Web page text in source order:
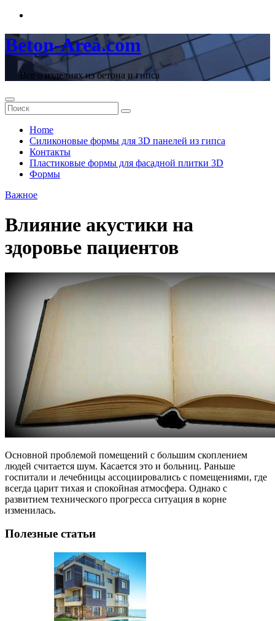
Перейти
содержимому
Beton-Area.com
Все о изделиях из бетона и гипса
Home
Cиликоновые формы для 3D панелей из гипса
Контакты
Пластиковые формы для фасадной плитки 3D
Формы
Важное
Влияние акустики на
здоровье пациентов
Основной проблемой помещений с большим скоплением
людей считается шум. Касается это и больниц. Раньше
госпитали и лечебницы ассоциировались с помещениями, где
всегда царит тихая и спокойная атмосфера. Однако с
развитием технического прогресса ситуация в корне
изменилась.
Полезные статьи